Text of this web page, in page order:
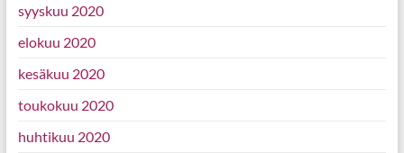
syyskuu 2020
elokuu 2020
kesäkuu 2020
toukokuu 2020
huhtikuu 2020